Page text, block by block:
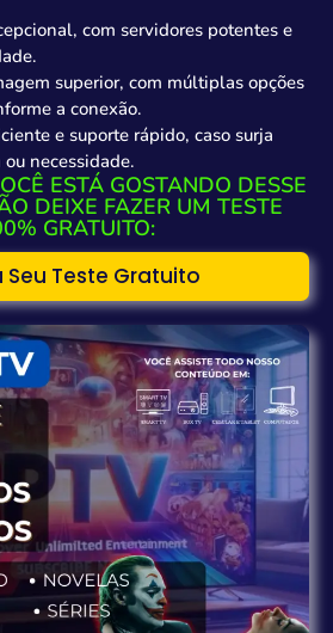
com servidores potentes e
superior, com múltiplas opções
a conexão.
e suporte rápido, caso surja
necessidade.
ESTÁ GOSTANDO DESSE
DEIXE FAZER UM TESTE
GRATUITO:
Seu Teste Gratuito